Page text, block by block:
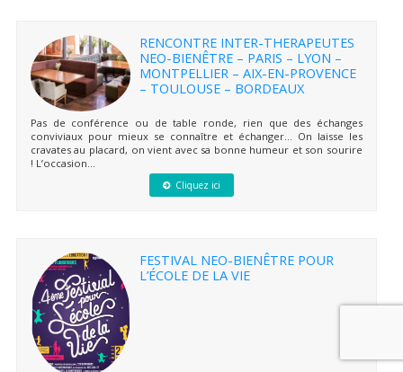
RENCONTRE INTER-THERAPEUTES
NEO-BIENÊTRE – PARIS – LYON –
MONTPELLIER – AIX-EN-PROVENCE
– TOULOUSE – BORDEAUX
Pas de conférence ou de table ronde, rien que des échanges
conviviaux pour mieux se connaître et échanger… On laisse les
cravates au placard, on vient avec sa bonne humeur et son sourire
! L’occasion...
Cliquez ici
FESTIVAL NEO-BIENÊTRE POUR
L’ÉCOLE DE LA VIE